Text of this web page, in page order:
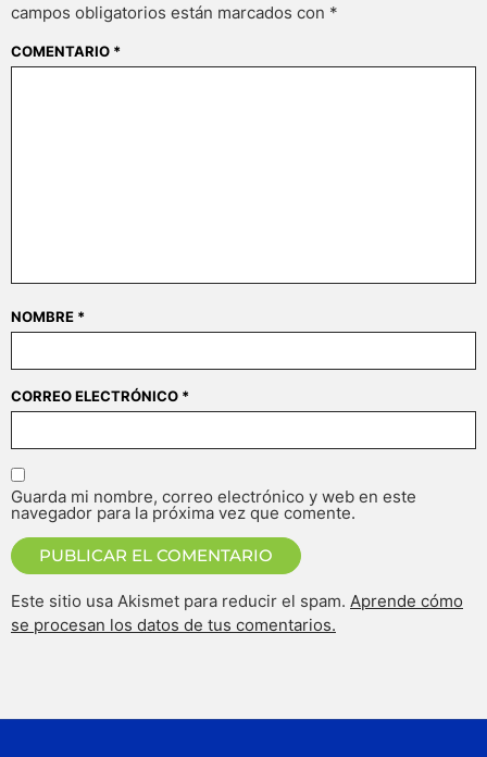
campos obligatorios están marcados con *
COMENTARIO *
NOMBRE *
CORREO ELECTRÓNICO *
Guarda mi nombre, correo electrónico y web en este
navegador para la próxima vez que comente.
Este sitio usa Akismet para reducir el spam. Aprende cómo
se procesan los datos de tus comentarios.